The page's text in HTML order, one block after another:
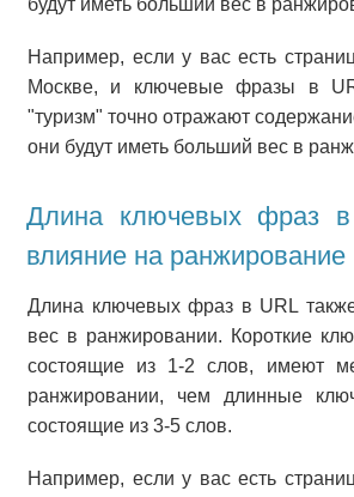
Например, если у вас есть
Москве, и ключевые фразы в
"туризм" точно отражают
они будут иметь больший вес в
Длина ключевых фраз
влияние на ранжирование
Длина ключевых фраз в URL
вес в ранжировании. Короткие
состоящие из 1-2 слов, имеют
ранжировании, чем длинные
состоящие из 3-5 слов.
Например, если у вас есть